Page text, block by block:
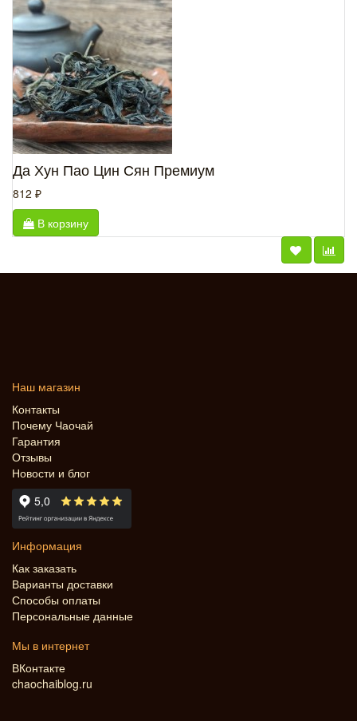
Да Хун Пао Цин Сян Премиум
812 ₽
В корзину
Наш магазин
Контакты
Почему Чаочай
Гарантия
Отзывы
Новости и блог
Информация
Как заказать
Варианты доставки
Способы оплаты
Персональные данные
Мы в интернет
ВКонтакте
chaochaiblog.ru